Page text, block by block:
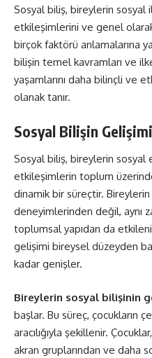
Sosyal biliş, bireylerin sosyal
etkileşimlerini ve genel
birçok faktörü anlamalarına
bilişin temel kavramları ve
yaşamlarını daha bilinçli ve
olanak tanır.
Sosyal Bilişin
Sosyal biliş, bireylerin sosyal
etkileşimlerin toplum
dinamik bir süreçtir. Bireylerin
deneyimlerinden değil, aynı
toplumsal yapıdan da
gelişimi bireysel düzeyden
kadar genişler.
Bireylerin sosyal bilişinin
başlar. Bu süreç, çocukların
aracılığıyla şekillenir.
akran gruplarından ve daha